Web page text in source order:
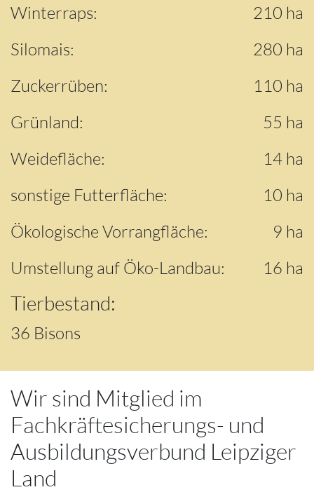
Winterraps:
210 ha
Silomais:
280 ha
Zuckerrüben:
110 ha
Grünland:
55 ha
Weidefläche:
14 ha
sonstige Futterfläche:
10 ha
Ökologische Vorrangfläche:
9 ha
Umstellung auf Öko-Landbau:
16 ha
Tierbestand:
36 Bisons
Wir sind Mitglied im
Fachkräftesicherungs- und
Ausbildungsverbund Leipziger
Land